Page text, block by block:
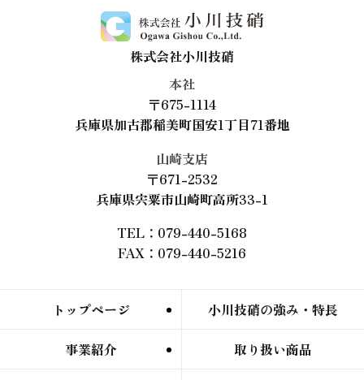
株式会社小川技硝
本社
〒675-1114
兵庫県加古郡稲美町国安1丁目71番地
山崎支店
〒671-2532
兵庫県宍粟市山崎町高所33-1
TEL：079-440-5168
FAX：079-440-5216
トップページ 小川技硝の強み・特長
事業紹介 取り扱い商品